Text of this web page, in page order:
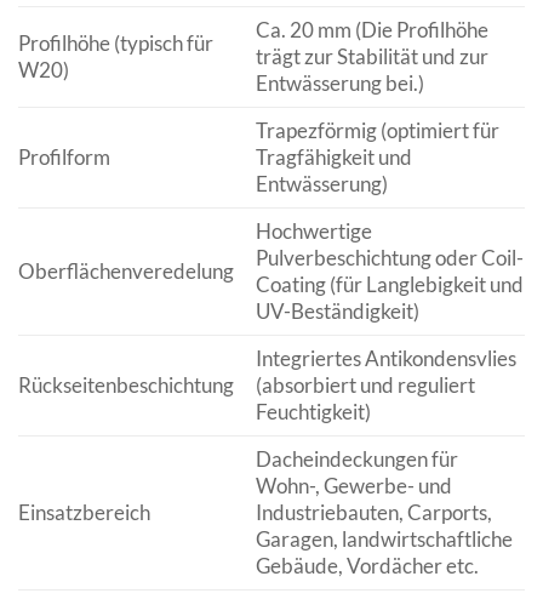
Profilhöhe (typisch für
W20)
Ca. 20 mm (Die Profilhöhe
trägt zur Stabilität und zur
Entwässerung bei.)
Profilform
Trapezförmig (optimiert für
Tragfähigkeit und
Entwässerung)
Oberflächenveredelung
Hochwertige
Pulverbeschichtung oder Coil-
Coating (für Langlebigkeit und
UV-Beständigkeit)
Rückseitenbeschichtung
Integriertes Antikondensvlies
(absorbiert und reguliert
Feuchtigkeit)
Einsatzbereich
Dacheindeckungen für
Wohn-, Gewerbe- und
Industriebauten, Carports,
Garagen, landwirtschaftliche
Gebäude, Vordächer etc.